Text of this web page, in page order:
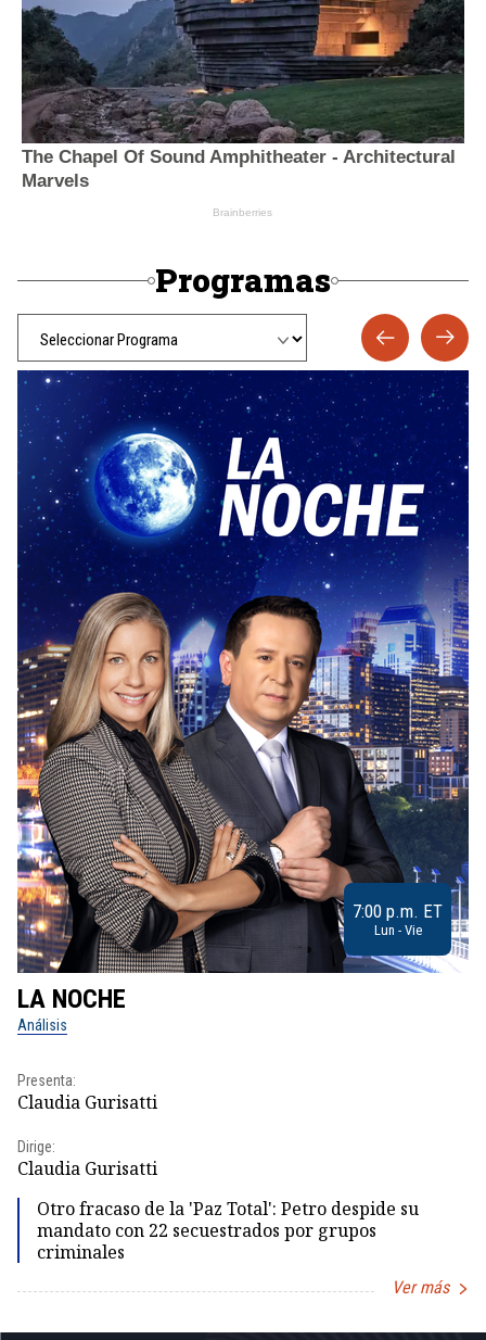
Programas
7:00 p.m. ET
Lun - Vie
LA NOCHE
Análisis
Presenta:
Claudia Gurisatti
Dirige:
Claudia Gurisatti
Otro fracaso de la 'Paz Total': Petro despide su
mandato con 22 secuestrados por grupos
criminales
Ver más
1